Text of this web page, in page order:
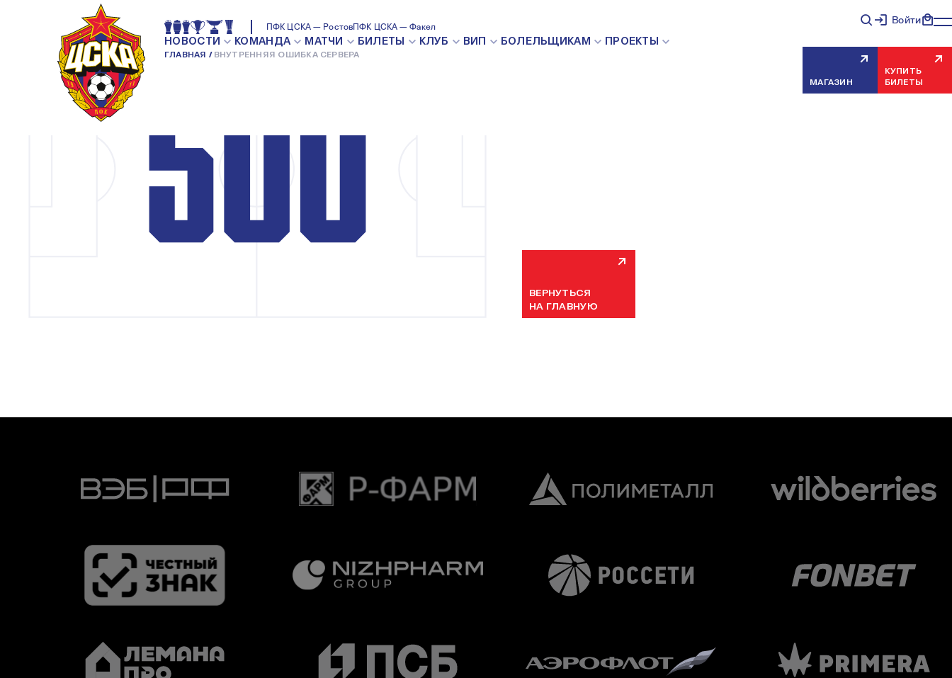
ПФК ЦСКА — РостовПФК ЦСКА — Факел
НОВОСТИ КОМАНДА МАТЧИ БИЛЕТЫ КЛУБ ВИП БОЛЕЛЬЩИКАМ ПРОЕКТЫ
ГЛАВНАЯ ВНУТРЕННЯЯ ОШИБКА СЕРВЕРА
Войти
МАГАЗИН
КУПИТЬ
БИЛЕТЫ
ВНУТРЕННЯЯ ОШИБКА СЕРВЕРА
Мы уже устраняем неисправность, попробуйте обновить страницу через
ВЕРНУТЬСЯ
НА ГЛАВНУЮ